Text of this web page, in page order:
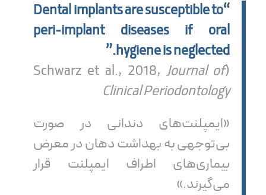
“Dental implants are susceptible to
peri-implant diseases if oral
hygiene is neglected.”
(Schwarz et al., 2018,
Journal of
Clinical Periodontology
«ایمپلنت‌های دندانی در صورت
بی‌توجهی به بهداشت دهان در معرض
بیماری‌های اطراف ایمپلنت قرار
می‌گیرند.»